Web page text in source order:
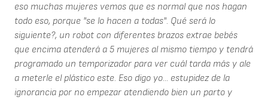
eso muchas mujeres vemos que es normal que nos hagan
todo eso, porque "se lo hacen a todas". Qué será lo
siguiente?, un robot con diferentes brazos extrae bebés
que encima atenderá a 5 mujeres al mismo tiempo y tendrá
programado un temporizador para ver cuál tarda más y ale
a meterle el plástico este. Eso digo yo... estupidez de la
ignorancia por no empezar atendiendo bien un parto y